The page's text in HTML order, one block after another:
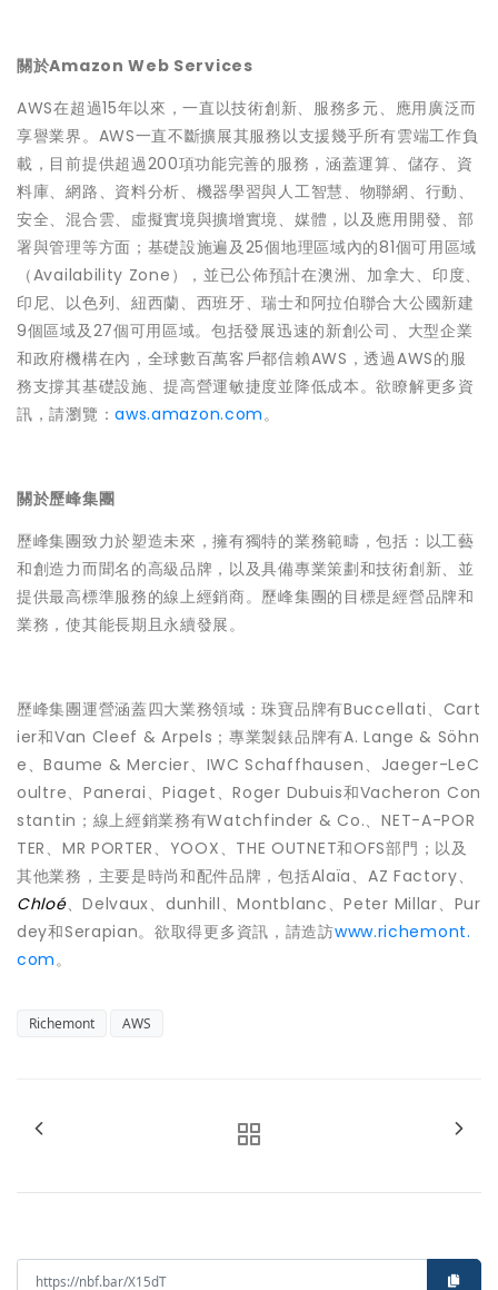
關於Amazon Web Services
AWS在超過15年以來，一直以技術創新、服務多元、應用廣泛而
享譽業界。AWS一直不斷擴展其服務以支援幾乎所有雲端工作負
載，目前提供超過200項功能完善的服務，涵蓋運算、儲存、資
料庫、網路、資料分析、機器學習與人工智慧、物聯網、行動、
安全、混合雲、虛擬實境與擴增實境、媒體，以及應用開發、部
署與管理等方面；基礎設施遍及25個地理區域內的81個可用區域
（Availability Zone），並已公佈預計在澳洲、加拿大、印度、
印尼、以色列、紐西蘭、西班牙、瑞士和阿拉伯聯合大公國新建
9個區域及27個可用區域。包括發展迅速的新創公司、大型企業
和政府機構在內，全球數百萬客戶都信賴AWS，透過AWS的服
務支撐其基礎設施、提高營運敏捷度並降低成本。欲瞭解更多資
訊，請瀏覽：aws.amazon.com。
關於歷峰集團
歷峰集團致力於塑造未來，擁有獨特的業務範疇，包括：以工藝
和創造力而聞名的高級品牌，以及具備專業策劃和技術創新、並
提供最高標準服務的線上經銷商。歷峰集團的目標是經營品牌和
業務，使其能長期且永續發展。
歷峰集團運營涵蓋四大業務領域：珠寶品牌有Buccellati、Cart
ier和Van Cleef & Arpels；專業製錶品牌有A. Lange & Söhn
e、Baume & Mercier、IWC Schaffhausen、Jaeger-LeC
oultre、Panerai、Piaget、Roger Dubuis和Vacheron Con
stantin；線上經銷業務有Watchfinder & Co.、NET-A-POR
TER、MR PORTER、YOOX、THE OUTNET和OFS部門；以及
其他業務，主要是時尚和配件品牌，包括Alaïa、AZ Factory、
Chloé、Delvaux、dunhill、Montblanc、Peter Millar、Pur
dey和Serapian。欲取得更多資訊，請造訪www.richemont.
com。
Richemont AWS